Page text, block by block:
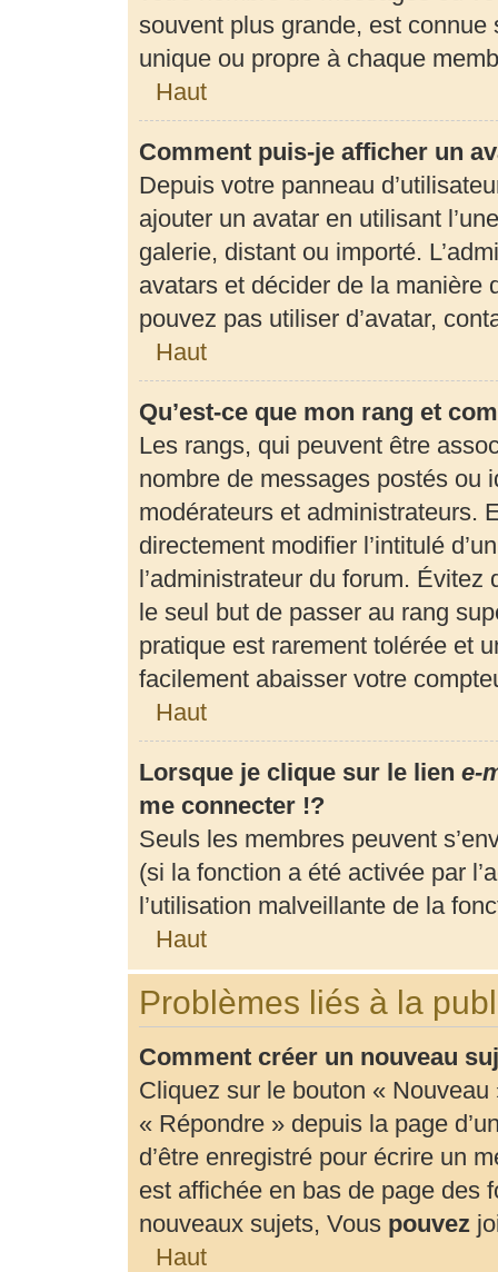
souvent plus grande, est connue
unique ou propre à chaque
Haut
Comment puis-je afficher un
Depuis votre panneau
ajouter un avatar en utilisant
galerie, distant ou importé.
avatars et décider de la manière
pouvez pas utiliser d’avatar,
Haut
Qu’est-ce que mon rang et
Les rangs, qui peuvent être
nombre de messages postés ou
modérateurs et administrateurs.
directement modifier l’intitulé
l’administrateur du forum.
le seul but de passer au rang
pratique est rarement tolérée et
facilement abaisser votre
Haut
Lorsque je clique sur le lien e-
me connecter !?
Seuls les membres peuvent
(si la fonction a été activée par
l’utilisation malveillante de la
Haut
Problèmes liés à la
Comment créer un nouveau
Cliquez sur le bouton « Nouveau
« Répondre » depuis la page
d’être enregistré pour écrire un
est affichée en bas de page des
nouveaux sujets, Vous pouvez
Haut